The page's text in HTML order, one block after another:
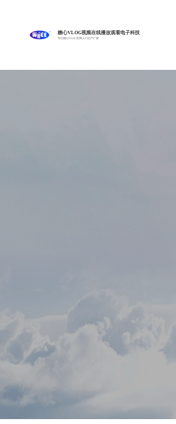
糖心VLOG视频在线播放观看电子科技
专注糖心VLOG官网入口生产厂家